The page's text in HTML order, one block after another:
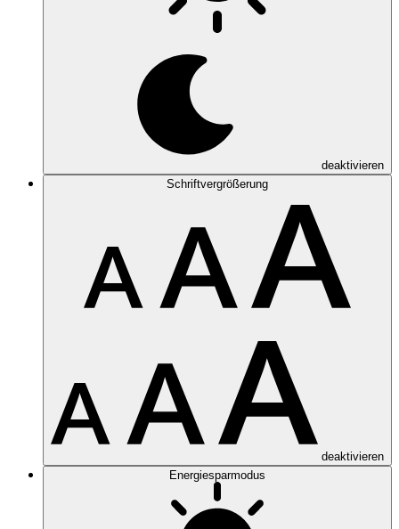
deaktivieren
Schriftvergrößerung
deaktivieren
Energiesparmodus